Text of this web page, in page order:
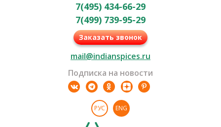
7(495) 434-66-29
7(499) 739-95-29
Заказать звонок
mail@indianspices.ru
Подписка на новости
РУС ENG